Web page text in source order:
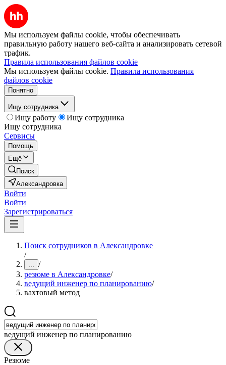
Мы используем файлы cookie, чтобы обеспечивать
правильную работу нашего веб-сайта и анализировать сетевой
трафик.
Правила использования файлов cookie
Мы используем файлы cookie. Правила использования
файлов cookie
Понятно
Ищу сотрудника
Ищу работу
Ищу сотрудника
Ищу сотрудника
Сервисы
Помощь
Ещё
Поиск
Александровка
Войти
Войти
Зарегистрироваться
Поиск сотрудников в Александровке
/
... /
резюме в Александровке/
ведущий инженер по планированию/
вахтовый метод
ведущий инженер по планированию
Резюме